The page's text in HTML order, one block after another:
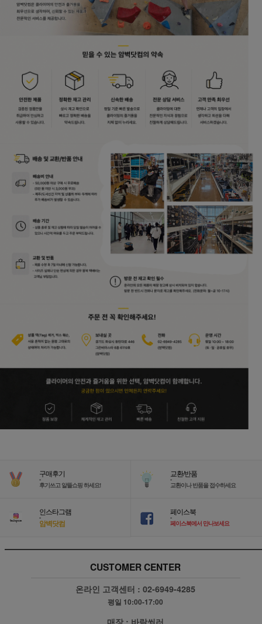
구매후기
-
후기쓰고 알뜰쇼핑 하세요!
교환/반품
-
교환이나 반품을 접수하세요
인스타그램
-
암벽닷컴
페이스북
-
페이스북에서 만나보세요
CUSTOMER CENTER
온라인 고객센터 :02-6949-4285
평일 10:00-17:00